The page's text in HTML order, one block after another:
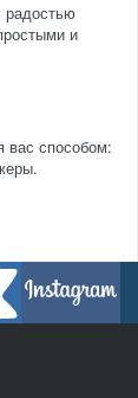
радостью
и
способом: